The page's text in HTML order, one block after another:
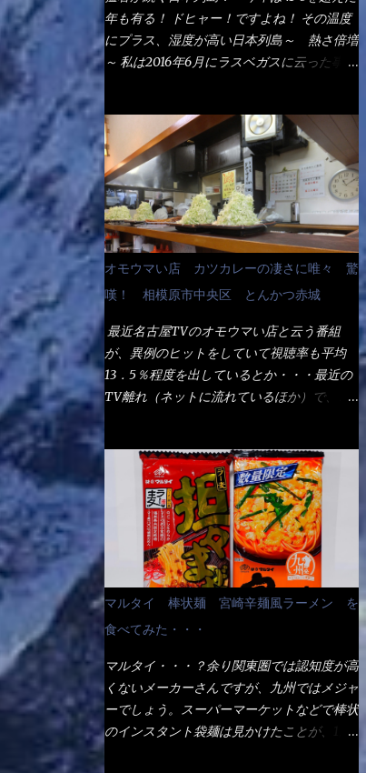
解出来ない者も居るらしい云う事。 そこで
ランチ混雑前に、行くのが店への配慮でもあ
る。 11:20 店内に入り・・・『釜揚げうど
し？』（これだ全く理解していないな） す
ると茹で方の若い女性店員が『いい！い
い！！』とオッサンを向こうへやった。 で
サッサと、木桶を用意してうどんだけ入れて
出して来ました。 な～るほど、この事
か・・・ で今日の2021年後半1回目のサラメ
シです。 見事に木桶には湯が入っていな
い、UDONだけです。 しかし、この木桶デ
カイなぁ～ 試したいこと残りの1つが＜得＞
大しか食べていないからね、得がどれくらい
の満腹度になるのか？ この得サイズの木桶
は、銭湯で使う洗い桶サイズだなぁ～ この
木桶サイズに、満々と湯が注がれていたら食
これなら茹で上がった直後のままで、食べ進
められるじゃないか！ 別皿で、葱と天かす
を満タンに用意して、山葵も2つ。 それに湯
が無い利点として、汁が薄まらない！ これ
だよ、これ！！ 湯があると、うどんと共に
汁の方へ湯までも入ってしまう。つまりラー
メンの麺にスープが絡む現象ですな。 結
局、伸びずに汁も薄らむこともなく・・最後
の方で＜だし汁＞を少し追加しました。 腹
収まったし満足達成度100％ 苦しいと云う事
も無いな！ まだ鶏天1個位は入りそうだ
ね。 と云う事で、今回＜釜揚げうどんの湯
無し＞を試したら、確...
年も有る！ ドヒャー！ですよね！ その温度
にプラス、湿度が高い日本列島～ 熱さ倍増
～ 私は2016年6月にラスベガスに云った事が
無いね） 処で今日は何だ！？これです。 丸
亀 釜あげうどん！ 日本には、お中元とお
歳暮という古来からの風習がある。 お中元
は、丁度お盆の夏場に日頃お世話になってい
る方への＜ご挨拶＞としての贈り物の習慣で
す。 今では、大分廃れてしまっているか
と・・・小生もお中元やお歳暮など送った事
は無い！（キッパリ） まぁ～この慣習が残
っているのは、官公庁や超大手企業戦士（昇
進目的）などの世界でしょう。 要は、ゴマ
スリ・・・てな感じかな。 丸亀製麺と云え
ば、大阪誕生→全国区（北海道と沖縄は？）
へ広がった、讃岐饂飩チェーン店大手といっ
舗に寄って違う！と云う人も居るらしい・・
そんな大手讃岐饂飩チェーン店と関係がある
のか？ 箱詰め乾麺！ このパッケージから
すれば、間違いなく贈答用目的でしょう。
そんな贈答用箱詰め饂飩・・・またもやメガ
ドンキで発見し購入！ 中身は、この様な状
態です。 乾麺の束が6束／一パックになって
おり、それが3袋入りです。 18束入りという
わけですね！900ｇの容量となり、1束／50
Amazonで1280円と云った感じです。 で私
は幾らで、メガドンキでゲットしたかって？
それは非常に言いづらい・・・色々と各方面
へ忖度して、激安だったとだけ申し上げまし
オモウマい店 カツカレーの凄さに唯々 驚
嘆！ 相模原市中央区 とんかつ赤城
最近名古屋TVのオモウマい店と云う番組
が、異例のヒットをしていて視聴率も平均
13．5％程度を出しているとか・・・最近の
TV離れ（ネットに流れているほか）で、こ
あった！ とんかつ赤城！ 老齢の女性がメ
インで調理場を仕切、老齢の男性が脇をサポ
ートし最近は若い女性がオーダーや片付けを
担当している。 まずはこれを見て欲しい！
カウンターに置かれた＜お皿＞である。 直
ぐに気づいたでしょう！ 何かキャベツが山
じゃないか！？ ハイ、山です。 これが標
準なのです。 普通のとんかつ屋のキャベツ
と比べたら、10人前ほどあるか？ 値段的に
は、メイン（主流は1,000超）＋定食セット
350円程と値段的には、それ程では安い訳で
も無いが、客足が絶えない人気店である。
そんなメニューのなかで、リーズナブルで頂
マルタイ 棒状麺 宮崎辛麺風ラーメン を
食べてみた・・・
マルタイ・・・？余り関東圏では認知度が高
くないメーカーさんですが、九州ではメジャ
ーでしょう。スーパーマーケットなどで棒状
のインスタント袋麺は見かけたことが、1度